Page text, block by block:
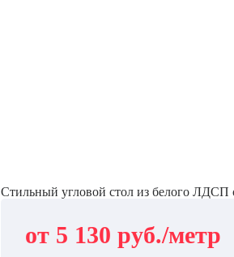
Стильный угловой стол из белого ЛДСП
от 5 130 руб./метр